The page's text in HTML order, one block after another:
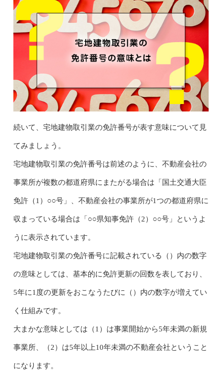
続いて、宅地建物取引業の免許番号が表す意味について見
てみましょう。
宅地建物取引業の免許番号は前述のように、不動産会社の
事業所が複数の都道府県にまたがる場合は「国土交通大臣
免許（1）○○号」、不動産会社の事業所が1つの都道府県に
収まっている場合は「○○県知事免許（2）○○号」というよ
うに表示されています。
宅地建物取引業の免許番号に記載されている（）内の数字
の意味としては、基本的に免許更新の回数を表しており、
5年に1度の更新をおこなうたびに（）内の数字が増えてい
く仕組みです。
大まかな意味としては（1）は事業開始から5年未満の新規
事業所、（2）は5年以上10年未満の不動産会社ということ
になります。